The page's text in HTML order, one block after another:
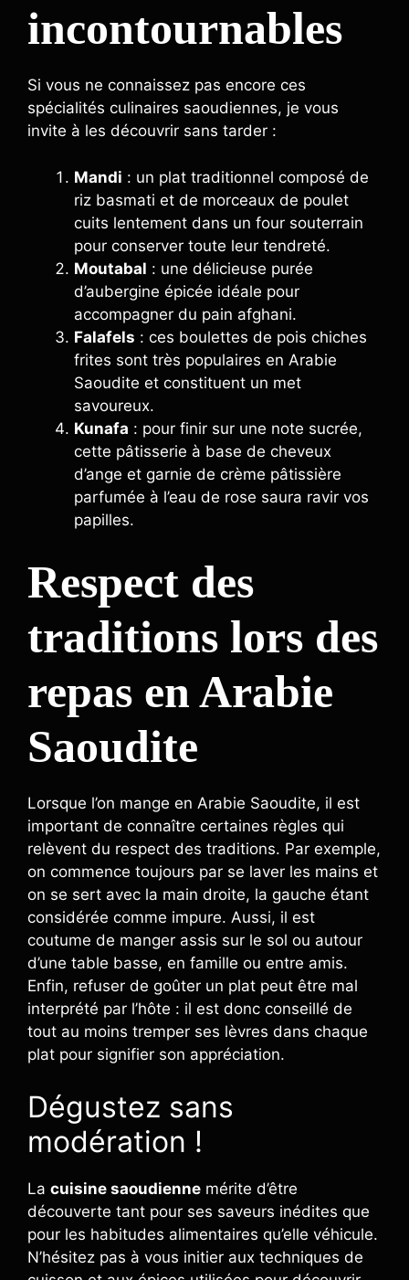
incontournables
Si vous ne connaissez pas encore ces
spécialités culinaires saoudiennes, je vous
invite à les découvrir sans tarder :
Mandi : un plat traditionnel composé de
riz basmati et de morceaux de poulet
cuits lentement dans un four souterrain
pour conserver toute leur tendreté.
Moutabal : une délicieuse purée
d’aubergine épicée idéale pour
accompagner du pain afghani.
Falafels : ces boulettes de pois chiches
frites sont très populaires en Arabie
Saoudite et constituent un met
savoureux.
Kunafa : pour finir sur une note sucrée,
cette pâtisserie à base de cheveux
d’ange et garnie de crème pâtissière
parfumée à l’eau de rose saura ravir vos
papilles.
Respect des
traditions lors des
repas en Arabie
Saoudite
Lorsque l’on mange en Arabie Saoudite, il est
important de connaître certaines règles qui
relèvent du respect des traditions. Par exemple,
on commence toujours par se laver les mains et
on se sert avec la main droite, la gauche étant
considérée comme impure. Aussi, il est
coutume de manger assis sur le sol ou autour
d’une table basse, en famille ou entre amis.
Enfin, refuser de goûter un plat peut être mal
interprété par l’hôte : il est donc conseillé de
tout au moins tremper ses lèvres dans chaque
plat pour signifier son appréciation.
Dégustez sans
modération !
La cuisine saoudienne mérite d’être
découverte tant pour ses saveurs inédites que
pour les habitudes alimentaires qu’elle véhicule.
N’hésitez pas à vous initier aux techniques de